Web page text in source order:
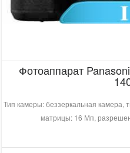
Фотоаппарат
Тип камеры: беззеркальная камера,
матрицы: 16 Мп,